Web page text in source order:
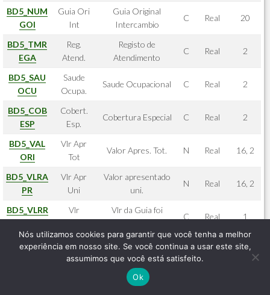
BD5_NUM
GOI
Guia Ori
Int
Guia Original
Intercambio
C Real 20
BD5_TMR
EGA
Reg.
Atend.
Registo de
Atendimento
C Real 2
BD5_SAU
OCU
Saude
Ocupa.
Saude Ocupacional C Real 2
BD5_COB
ESP
Cobert.
Esp.
Cobertura Especial C Real 2
BD5_VAL
ORI
Vlr Apr
Tot
Valor Apres. Tot. N Real 16, 2
BD5_VLRA
PR
Vlr Apr
Uni
Valor apresentado
uni.
N Real 16, 2
BD5_VLRR
Vlr
Vlr da Guia foi
C Real 1
BD5_COD
Cod.Usr.R
at
Cod.Usuario Rateio C Real 6
Nome Usuario proc.
Rateio
Nós utilizamos cookies para garantir que você tenha a melhor
experiência em nosso site. Se você continua a usar este site,
assumimos que você está satisfeito.
Ok